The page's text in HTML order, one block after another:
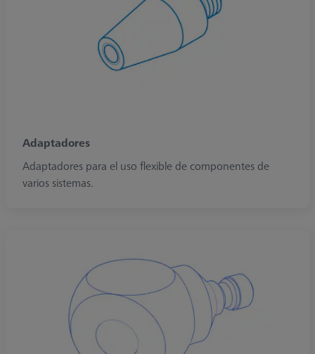
Adaptadores
Adaptadores para el uso flexible de componentes de
varios sistemas.